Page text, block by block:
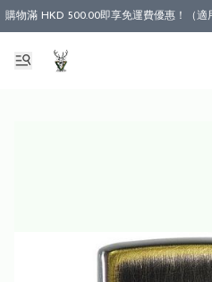
購物滿 HKD 500.00即享免運費優惠！（